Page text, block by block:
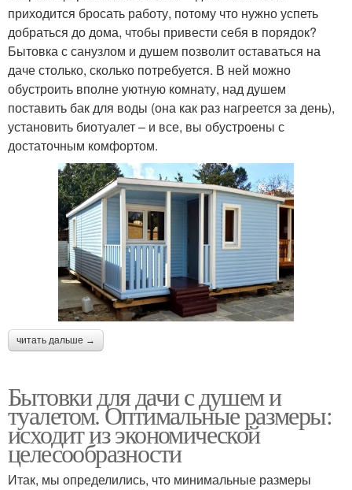
приходится бросать работу, потому что нужно успеть
добраться до дома, чтобы привести себя в порядок?
Бытовка с санузлом и душем позволит оставаться на
даче столько, сколько потребуется. В ней можно
обустроить вполне уютную комнату, над душем
поставить бак для воды (она как раз нагреется за день),
установить биотуалет – и все, вы обустроены с
достаточным комфортом.
читать дальше →
Бытовки для дачи с душем и
туалетом. Оптимальные размеры:
исходит из экономической
целесообразности
Итак, мы определились, что минимальные размеры